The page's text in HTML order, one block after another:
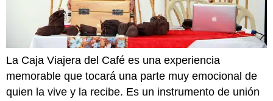
La Caja Viajera del Café es una experiencia
memorable que tocará una parte muy emocional de
quien la vive y la recibe. Es un instrumento de unión